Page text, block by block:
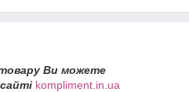
Ви можете
kompliment.in.ua